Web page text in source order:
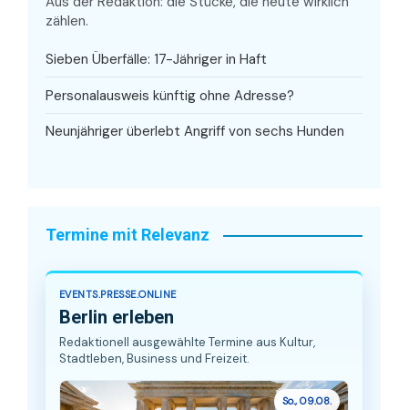
zählen.
Sieben Überfälle: 17-Jähriger in Haft
Personalausweis künftig ohne Adresse?
Neunjähriger überlebt Angriff von sechs Hunden
Termine mit Relevanz
EVENTS.PRESSE.ONLINE
Berlin erleben
Redaktionell ausgewählte Termine aus Kultur,
Stadtleben, Business und Freizeit.
So., 09.08.